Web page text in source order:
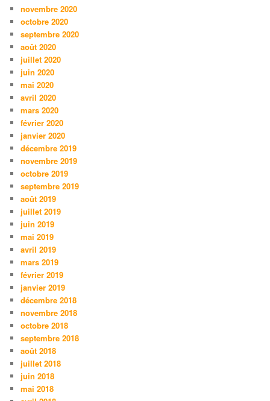
novembre 2020
octobre 2020
septembre 2020
août 2020
juillet 2020
juin 2020
mai 2020
avril 2020
mars 2020
février 2020
janvier 2020
décembre 2019
novembre 2019
octobre 2019
septembre 2019
août 2019
juillet 2019
juin 2019
mai 2019
avril 2019
mars 2019
février 2019
janvier 2019
décembre 2018
novembre 2018
octobre 2018
septembre 2018
août 2018
juillet 2018
juin 2018
mai 2018